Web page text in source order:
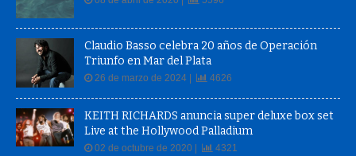
Claudio Basso celebra 20 años de Operación
Triunfo en Mar del Plata
26 de marzo de 2024 | 4626
KEITH RICHARDS anuncia super deluxe box set
Live at the Hollywood Palladium
02 de octubre de 2020 | 4321